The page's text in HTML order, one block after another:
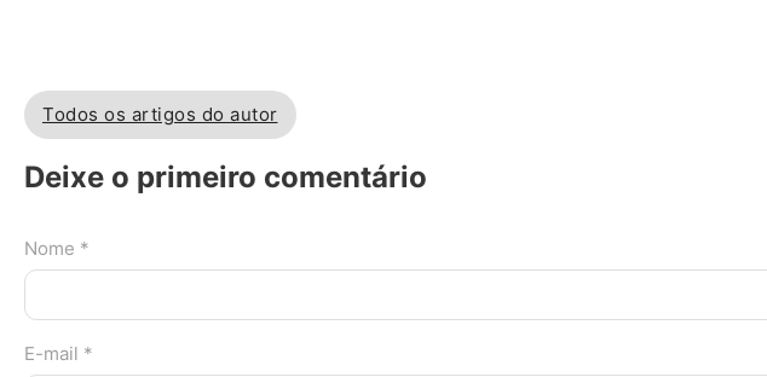
Todos os artigos do autor
Deixe o primeiro comentário
Nome *
E-mail *